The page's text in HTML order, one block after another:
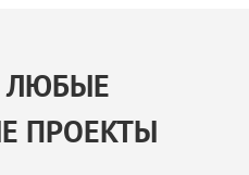
ПРОЕКТЫ